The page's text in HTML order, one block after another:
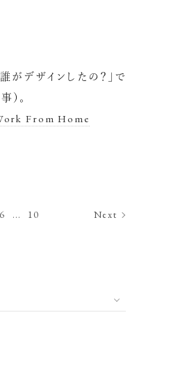
がデザインしたの？」で
）。
From Home
6 10 Next